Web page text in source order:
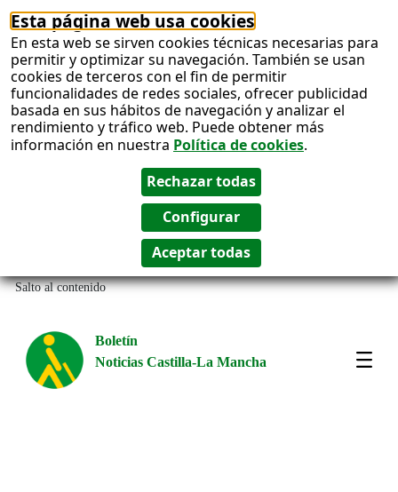
Esta página web usa cookies
En esta web se sirven cookies técnicas necesarias para
permitir y optimizar su navegación. También se usan
cookies de terceros con el fin de permitir
funcionalidades de redes sociales, ofrecer publicidad
basada en sus hábitos de navegación y analizar el
rendimiento y tráfico web. Puede obtener más
información en nuestra Política de cookies.
Salto al contenido
Boletín
Noticias Castilla-La Mancha